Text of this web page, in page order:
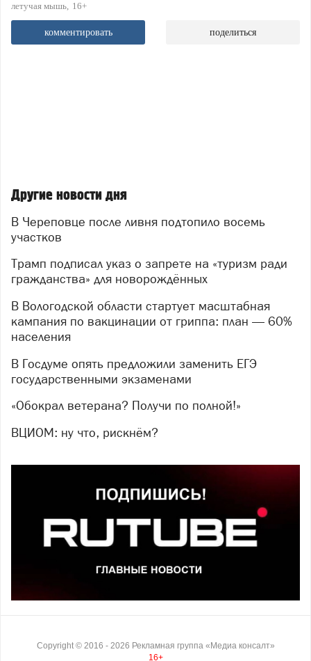
летучая мышь 16+
комментировать поделиться
Другие новости дня
В Череповце после ливня подтопило восемь
участков
Трамп подписал указ о запрете на «туризм ради
гражданства» для новорождённых
В Вологодской области стартует масштабная
кампания по вакцинации от гриппа: план — 60%
населения
В Госдуме опять предложили заменить ЕГЭ
государственными экзаменами
«Обокрал ветерана? Получи по полной!»
ВЦИОМ: ну что, рискнём?
Copyright © 2016 - 2026 Рекламная группа «Медиа консалт»
16+